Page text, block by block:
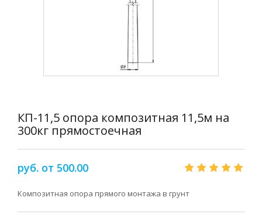
КП-11,5 опора композитная 11,5м на
300кг прямостоечная
руб. от 500.00
Композитная опора прямого монтажа в грунт